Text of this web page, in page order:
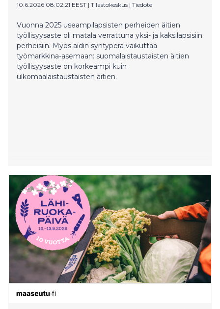
10.6.2026 08:02:21 EEST | Tilastokeskus | Tiedote
Vuonna 2025 useampilapsisten perheiden äitien
työllisyysaste oli matala verrattuna yksi- ja kaksilapsisiin
perheisiin. Myös äidin syntyperä vaikuttaa
työmarkkina-asemaan: suomalaistaustaisten äitien
työllisyysaste on korkeampi kuin
ulkomaalaistaustaisten äitien.